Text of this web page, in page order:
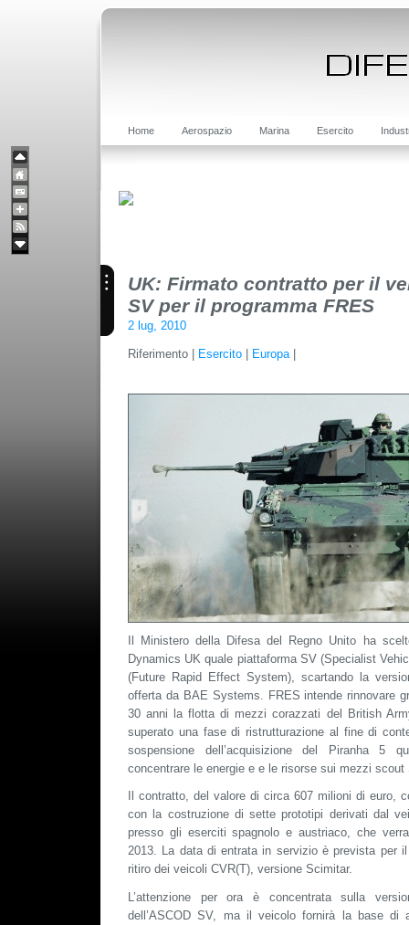
Home Aerospazio Marina Esercito
UK: Firmato contratto per il
SV per il programma FRES
2 lug, 2010
Riferimento | Esercito | Europa |
Il Ministero della Difesa del Regno Unito ha
Dynamics UK quale piattaforma SV (Specialist
(Future Rapid Effect System), scartando la
offerta da BAE Systems. FRES intende rinnovare
30 anni la flotta di mezzi corazzati del British
superato una fase di ristrutturazione al fine di
sospensione dell’acquisizione del Piranha 5
concentrare le energie e e le risorse sui mezzi scout
Il contratto, del valore di circa 607 milioni di euro,
con la costruzione di sette prototipi derivati dal
presso gli eserciti spagnolo e austriaco, che
2013. La data di entrata in servizio è prevista per
ritiro dei veicoli CVR(T), versione Scimitar.
L’attenzione per ora è concentrata sulla
dell’ASCOD SV, ma il veicolo fornirà la base di